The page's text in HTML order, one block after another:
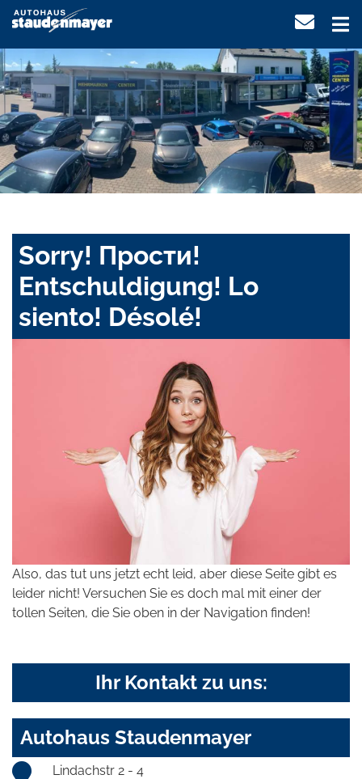
Sorry! Прости!
Entschuldigung! Lo
siento! Désolé!
Also, das tut uns jetzt echt leid, aber diese Seite gibt es
leider nicht! Versuchen Sie es doch mal mit einer der
tollen Seiten, die Sie oben in der Navigation finden!
Ihr Kontakt zu uns:
Autohaus Staudenmayer
Lindachstr 2 - 4